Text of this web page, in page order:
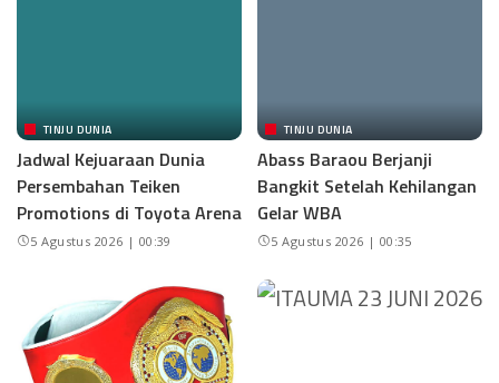
TINJU DUNIA
Jadwal Kejuaraan Dunia
Persembahan Teiken
Promotions di Toyota Arena
5 Agustus 2026 | 00:39
TINJU DUNIA
Abass Baraou Berjanji
Bangkit Setelah Kehilangan
Gelar WBA
5 Agustus 2026 | 00:35